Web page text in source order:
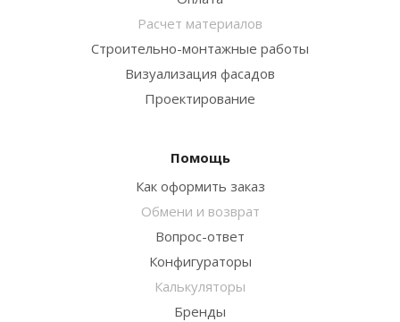
Расчет материалов
Строительно-монтажные работы
Визуализация фасадов
Проектирование
Помощь
Как оформить заказ
Обмени и возврат
Вопрос-ответ
Конфигураторы
Калькуляторы
Бренды